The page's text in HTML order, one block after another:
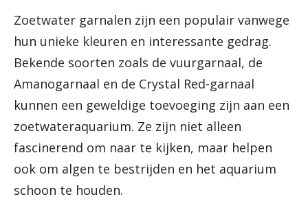
Zoetwater garnalen zijn een populair vanwege
hun unieke kleuren en interessante gedrag.
Bekende soorten zoals de vuurgarnaal, de
Amanogarnaal en de Crystal Red-garnaal
kunnen een geweldige toevoeging zijn aan een
zoetwateraquarium. Ze zijn niet alleen
fascinerend om naar te kijken, maar helpen
ook om algen te bestrijden en het aquarium
schoon te houden.